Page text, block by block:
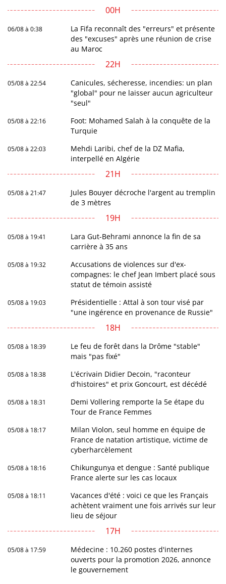
00H
06/08 à 0:38
La Fifa reconnaît des "erreurs" et présente
des "excuses" après une réunion de crise
au Maroc
22H
05/08 à 22:54
Canicules, sécheresse, incendies: un plan
"global" pour ne laisser aucun agriculteur
"seul"
05/08 à 22:16
Foot: Mohamed Salah à la conquête de la
Turquie
05/08 à 22:03
Mehdi Laribi, chef de la DZ Mafia,
interpellé en Algérie
21H
05/08 à 21:47
Jules Bouyer décroche l'argent au tremplin
de 3 mètres
19H
05/08 à 19:41
Lara Gut-Behrami annonce la fin de sa
carrière à 35 ans
05/08 à 19:32
Accusations de violences sur d'ex-
compagnes: le chef Jean Imbert placé sous
statut de témoin assisté
05/08 à 19:03
Présidentielle : Attal à son tour visé par
"une ingérence en provenance de Russie"
18H
05/08 à 18:39
Le feu de forêt dans la Drôme "stable"
mais "pas fixé"
05/08 à 18:38
L'écrivain Didier Decoin, "raconteur
d'histoires" et prix Goncourt, est décédé
05/08 à 18:31
Demi Vollering remporte la 5e étape du
Tour de France Femmes
05/08 à 18:17
Milan Violon, seul homme en équipe de
France de natation artistique, victime de
cyberharcèlement
05/08 à 18:16
Chikungunya et dengue : Santé publique
France alerte sur les cas locaux
05/08 à 18:11
Vacances d'été : voici ce que les Français
achètent vraiment une fois arrivés sur leur
lieu de séjour
17H
05/08 à 17:59
Médecine : 10.260 postes d'internes
ouverts pour la promotion 2026, annonce
le gouvernement